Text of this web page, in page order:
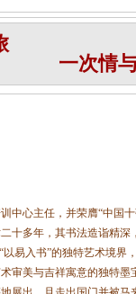
一次情
中心主任，并荣膺“中国
十多年，其书法造诣精
易入书”的独特艺术境
审美与吉祥寓意的独特